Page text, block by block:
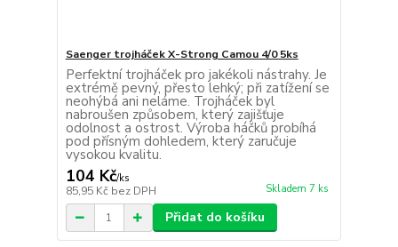
Saenger trojháček X-Strong Camou 4/0 5ks
Perfektní trojháček pro jakékoli nástrahy. Je
extrémě pevný, přesto lehký; při zatížení se
neohýbá ani neláme. Trojháček byl
nabroušen způsobem, který zajišťuje
odolnost a ostrost. Výroba háčků probíhá
pod přísným dohledem, který zaručuje
vysokou kvalitu.
104 Kč/ks
85,95 Kč bez DPH Skladem 7 ks
Přidat do košíku